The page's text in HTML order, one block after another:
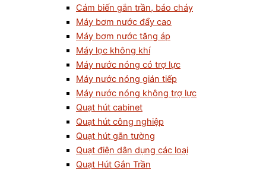
Cám biến gắn trần, báo cháy
Máy bơm nước đẩy cao
Máy bơm nước tăng áp
Máy lọc không khí
Máy nước nóng có trợ lực
Máy nước nóng gián tiếp
Máy nước nóng không trợ lực
Quạt hút cabinet
Quạt hút công nghiệp
Quạt hút gắn tường
Quạt điện dân dụng các loại
Quạt Hút Gắn Trần